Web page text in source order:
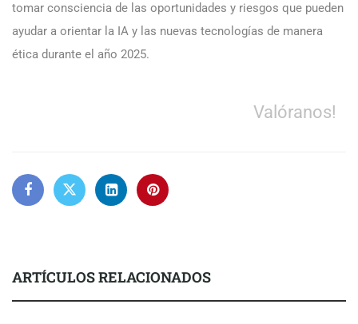
tomar consciencia de las oportunidades y riesgos que pueden
ayudar a orientar la IA y las nuevas tecnologías de manera
ética durante el año 2025.
Valóranos!
ARTÍCULOS RELACIONADOS